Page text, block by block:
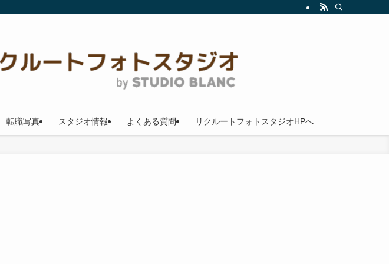
転職写真 スタジオ情報 よくある質問 リクルートフォトスタジオHPへ